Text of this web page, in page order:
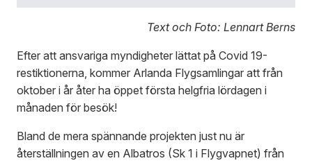
Text och Foto: Lennart Berns
Efter att ansvariga myndigheter lättat på Covid 19-
restiktionerna, kommer Arlanda Flygsamlingar att från
oktober i år åter ha öppet första helgfria lördagen i
månaden för besök!
Bland de mera spännande projekten just nu är
återställningen av en Albatros (Sk 1 i Flygvapnet) från